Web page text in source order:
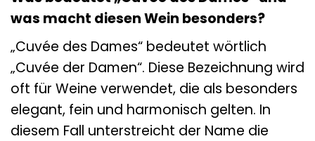
was macht diesen Wein besonders?
„Cuvée des Dames“ bedeutet wörtlich
„Cuvée der Damen“. Diese Bezeichnung wird
oft für Weine verwendet, die als besonders
elegant, fein und harmonisch gelten. In
diesem Fall unterstreicht der Name die